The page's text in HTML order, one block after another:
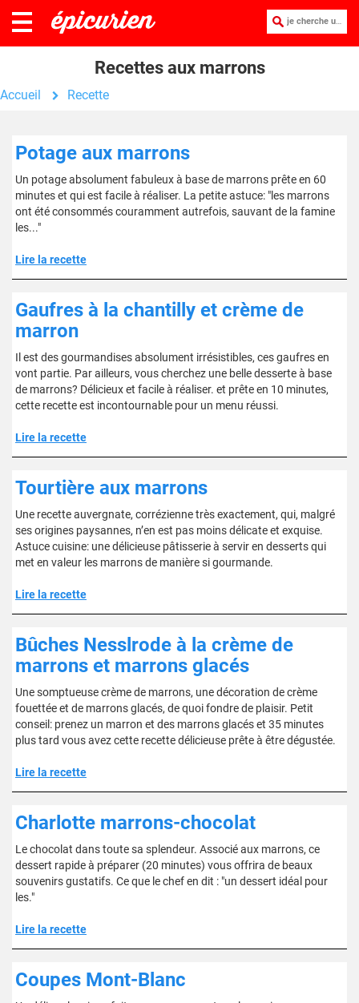
je cherche une recette :
Recettes aux marrons
Accueil Recette
Potage aux marrons
Un potage absolument fabuleux à base de marrons prête en 60
minutes et qui est facile à réaliser. La petite astuce: "les marrons
ont été consommés couramment autrefois, sauvant de la famine
les..."
Lire la recette
Gaufres à la chantilly et crème de
marron
Il est des gourmandises absolument irrésistibles, ces gaufres en
vont partie. Par ailleurs, vous cherchez une belle desserte à base
de marrons? Délicieux et facile à réaliser. et prête en 10 minutes,
cette recette est incontournable pour un menu réussi.
Lire la recette
Tourtière aux marrons
Une recette auvergnate, corrézienne très exactement, qui, malgré
ses origines paysannes, n’en est pas moins délicate et exquise.
Astuce cuisine: une délicieuse pâtisserie à servir en desserts qui
met en valeur les marrons de manière si gourmande.
Lire la recette
Bûches Nesslrode à la crème de
marrons et marrons glacés
Une somptueuse crème de marrons, une décoration de crème
fouettée et de marrons glacés, de quoi fondre de plaisir. Petit
conseil: prenez un marron et des marrons glacés et 35 minutes
plus tard vous avez cette recette délicieuse prête à être dégustée.
Lire la recette
Charlotte marrons-chocolat
Le chocolat dans toute sa splendeur. Associé aux marrons, ce
dessert rapide à préparer (20 minutes) vous offrira de beaux
souvenirs gustatifs. Ce que le chef en dit : "un dessert idéal pour
les."
Lire la recette
Coupes Mont-Blanc